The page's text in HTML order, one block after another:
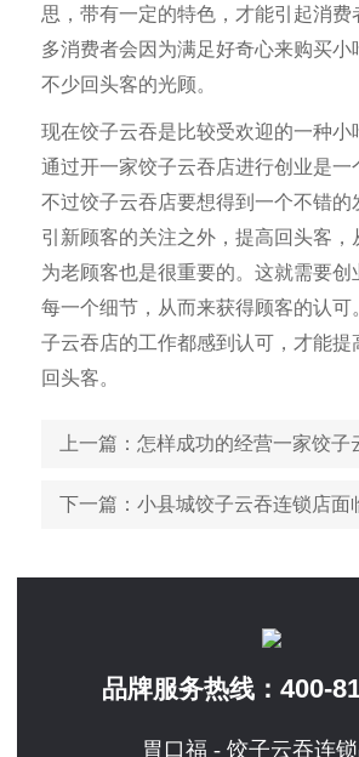
思，带有一定的特色，才能引起消费
多消费者会因为满足好奇心来购买小
不少回头客的光顾。
现在饺子云吞是比较受欢迎的一种小
通过开一家饺子云吞店进行创业是一
不过饺子云吞店要想得到一个不错的
引新顾客的关注之外，提高回头客，
为老顾客也是很重要的。这就需要创
每一个细节，从而来获得顾客的认可
子云吞店的工作都感到认可，才能提
回头客。
上一篇 ：怎样成功的经营一家饺子云吞店，这几
下一篇 ：小县城饺子云吞连锁店面临的
品牌服务热线： 400-
胃口福 - 饺子云吞连